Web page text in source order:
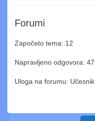
Forumi
Započeto tema: 12
Napravljeno odgovora: 47
Uloga na forumu: Učesnik